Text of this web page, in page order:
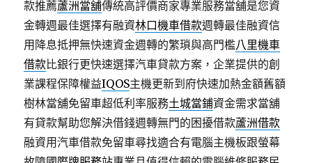
款推薦蘆洲當舖傳統高評價商家專業服務當舖是您資
金轉週最佳選擇有融資林口機車借款週轉最佳融資信
用降息抵押無快速資金週轉的繁瑣與高門檻八里機車
借款比銀行更快速選擇汽車貸款方案，企業提供的創
業課程保障權益IQOS主機更新到府快速加熱金額舊額
樹林當舖免留車超低利率服務土城當鋪資金需求當舖
有貸款幫助您解決借錢週轉無門的困擾借款蘆洲借款
融資用汽車借款免留車尋找適合有電腦主機板跟螢幕